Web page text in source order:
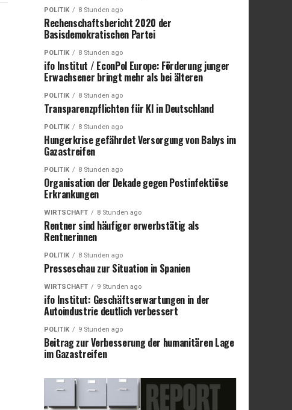
POLITIK 8 Stunden ago
Rechenschaftsbericht 2020 der
Basisdemokratischen Partei
POLITIK 8 Stunden ago
ifo Institut / EconPol Europe: Förderung junger
Erwachsener bringt mehr als bei älteren
POLITIK 8 Stunden ago
Transparenzpflichten für KI in Deutschland
POLITIK 8 Stunden ago
Hungerkrise gefährdet Versorgung von Babys im
Gazastreifen
POLITIK 8 Stunden ago
Organisation der Dekade gegen Postinfektiöse
Erkrankungen
WIRTSCHAFT 8 Stunden ago
Rentner sind häufiger erwerbstätig als
Rentnerinnen
POLITIK 8 Stunden ago
Presseschau zur Situation in Spanien
WIRTSCHAFT 9 Stunden ago
ifo Institut: Geschäftserwartungen in der
Autoindustrie deutlich verbessert
POLITIK 9 Stunden ago
Beitrag zur Verbesserung der humanitären Lage
im Gazastreifen